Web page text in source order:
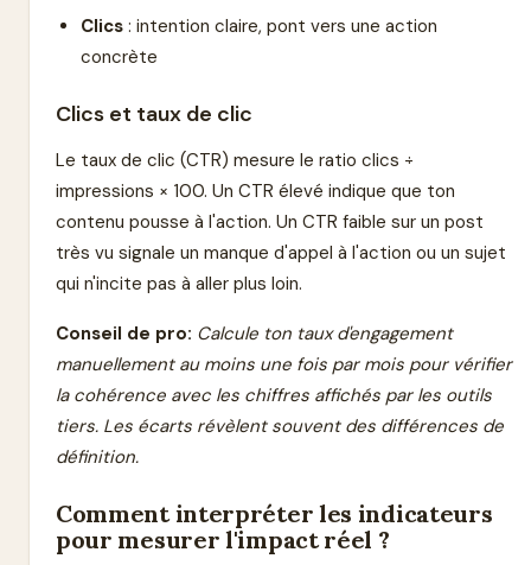
Clics: intention claire, pont vers une action
concrète
Clics et taux de clic
Le taux de clic (CTR) mesure le ratio clics ÷
impressions × 100. Un CTR élevé indique que ton
contenu pousse à l'action. Un CTR faible sur un post
très vu signale un manque d'appel à l'action ou un sujet
qui n'incite pas à aller plus loin.
Conseil de pro: Calcule ton taux d'engagement
manuellement au moins une fois par mois pour vérifier
la cohérence avec les chiffres affichés par les outils
tiers. Les écarts révèlent souvent des différences de
définition.
Comment interpréter les indicateurs
pour mesurer l'impact réel ?